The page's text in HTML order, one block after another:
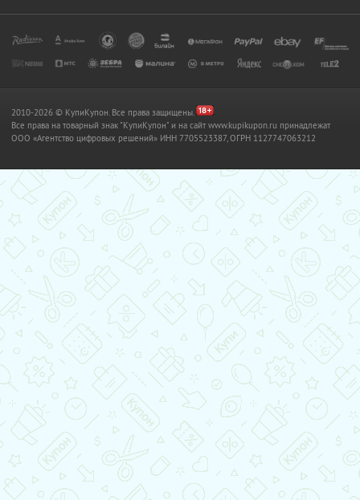
2010-2026 © КупиКупон. Все права защищены.
Все права на товарный знак "КупиКупон" и на сайт www.kupikupon.ru принадлежат
OOO «Агентство цифровых решений» ИНН 7705523387, ОГРН 1127747063212